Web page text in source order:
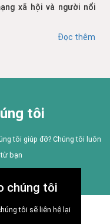
xã hội và người nổi
Đọc thêm
tôi
tôi giúp đỡ? Chúng tôi luôn
bạn
chúng tôi
tôi sẽ liên hệ lại